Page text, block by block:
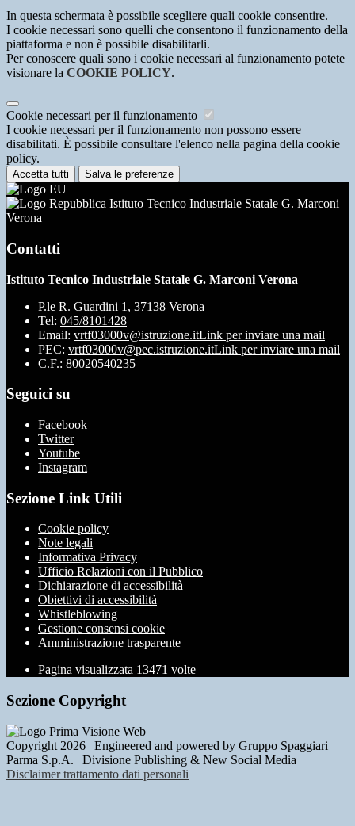
In questa schermata è possibile scegliere quali cookie consentire.
I cookie necessari sono quelli che consentono il funzionamento della
piattaforma e non è possibile disabilitarli.
Per conoscere quali sono i cookie necessari al funzionamento potete
visionare la COOKIE POLICY.
Cookie necessari per il funzionamento
I cookie necessari per il funzionamento non possono essere
disabilitati. È possibile consultare l'elenco nella pagina della cookie
policy.
Accetta tutti Salva le preferenze
Istituto Tecnico Industriale Statale G. Marconi
Verona
Contatti
Istituto Tecnico Industriale Statale G. Marconi Verona
P.le R. Guardini 1, 37138 Verona
Tel: 045/8101428
Email: vrtf03000v@istruzione.itLink per inviare una mail
PEC: vrtf03000v@pec.istruzione.itLink per inviare una mail
C.F.: 80020540235
Seguici su
Facebook
Twitter
Youtube
Instagram
Sezione Link Utili
Cookie policy
Note legali
Informativa Privacy
Ufficio Relazioni con il Pubblico
Dichiarazione di accessibilità
Obiettivi di accessibilità
Whistleblowing
Gestione consensi cookie
Amministrazione trasparente
Pagina visualizzata 13471 volte
Sezione Copyright
Copyright 2026 | Engineered and powered by Gruppo Spaggiari
Parma S.p.A. | Divisione Publishing & New Social Media
Disclaimer trattamento dati personali